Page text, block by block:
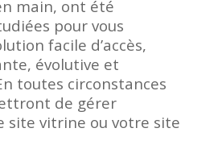
main, ont été
pour vous
facile d’accès,
évolutive et
toutes circonstances
de gérer
site vitrine ou votre site